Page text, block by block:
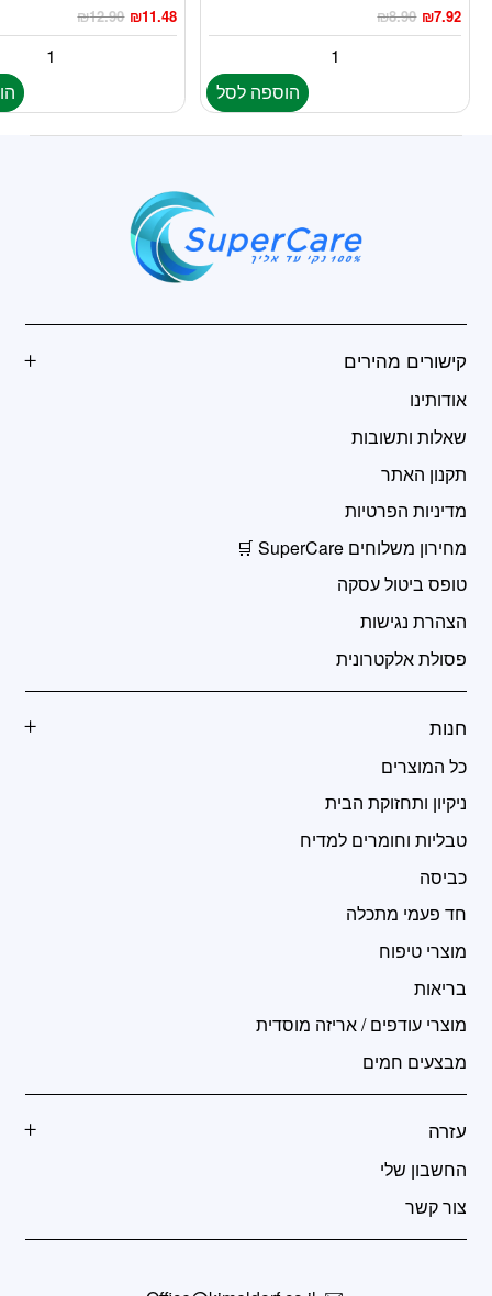
₪8.90 ₪7.92
הוספה לסל
₪12.90 ₪11.48
קישורים מהירים
אודותינו
שאלות ותשובות
תקנון האתר
מדיניות הפרטיות
מחירון משלוחים SuperCare 🛒
טופס ביטול עסקה
הצהרת נגישות
פסולת אלקטרונית
חנות
כל המוצרים
ניקיון ותחזוקת הבית
טבליות וחומרים למדיח
כביסה
חד פעמי מתכלה
מוצרי טיפוח
בריאות
מוצרי עודפים / אריזה מוסדית
מבצעים חמים
עזרה
החשבון שלי
צור קשר